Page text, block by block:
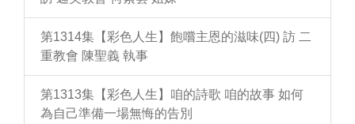
第1314集【彩色人生】飽嚐主恩的滋味(四) 訪 二
重教會 陳聖義 執事
第1313集【彩色人生】咱的詩歌 咱的故事 如何
為自己準備一場無悔的告別